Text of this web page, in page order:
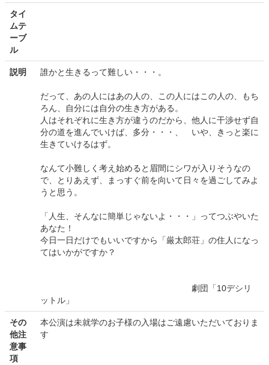
タイ
ムテ
ーブ
ル
説明 誰かと生きるって難しい・・・。
だって、あの人にはあの人の、この人にはこの人の、もち
ろん、自分には自分の生き方がある。
人はそれぞれに生き方が違うのだから、他人に干渉せず自
分の道を進んでいけば、多分・・・、 いや、きっと楽に
生きていけるはず。
なんて小難しく考え始めると眉間にシワが入りそうなの
で、とりあえず、まっすぐ前を向いて日々を過ごしてみよ
うと思う。
「人生、そんなに簡単じゃないよ・・・」ってつぶやいた
あなた！
今日一日だけでもいいですから「厳太郎荘」の住人になっ
てはいかがですか？
劇団「10デシリ
ットル」
その
他注
意事
項
本公演は未就学のお子様の入場はご遠慮いただいておりま
す